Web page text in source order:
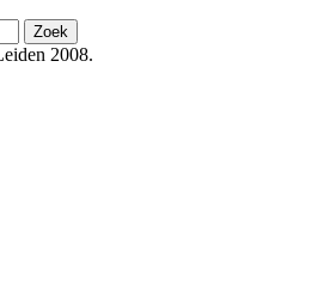
2008.